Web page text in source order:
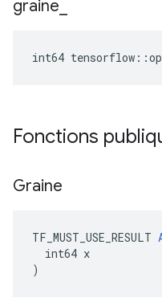
graine
int64
Fonctions
Graine
TF_MUST_USE_RESULT
  int64 x
)